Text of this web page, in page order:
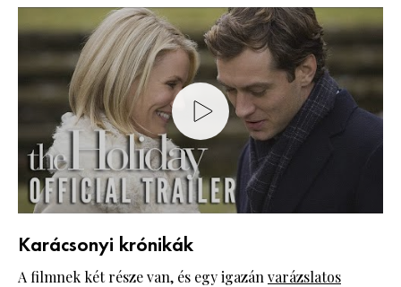
Karácsonyi krónikák
A filmnek két része van, és egy igazán varázslatos